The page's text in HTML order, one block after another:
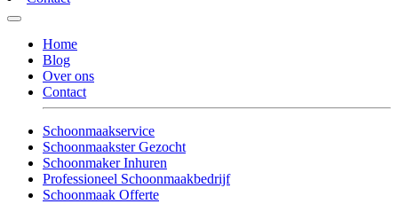
Home
Blog
Over ons
Contact
Schoonmaakservice
Schoonmaakster Gezocht
Schoonmaker Inhuren
Professioneel Schoonmaakbedrijf
Schoonmaak Offerte